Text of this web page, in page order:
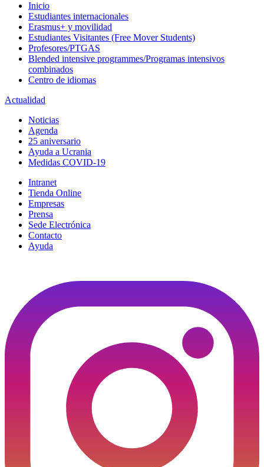
Inicio
Estudiantes internacionales
Erasmus+ y movilidad
Estudiantes Visitantes (Free Mover Students)
Profesores/PTGAS
Blended intensive programmes/Programas intensivos
combinados
Centro de idiomas
Actualidad
Noticias
Agenda
25 aniversario
Ayuda a Ucrania
Medidas COVID-19
Intranet
Tienda Online
Empresas
Prensa
Sede Electrónica
Contacto
Ayuda